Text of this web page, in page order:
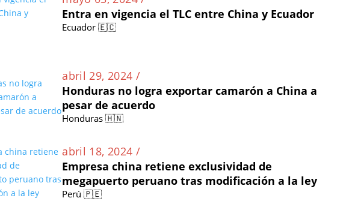
Entra en vigencia el TLC entre China y Ecuador
Ecuador 🇪🇨
abril 29, 2024 /
Honduras no logra exportar camarón a China a
pesar de acuerdo
Honduras 🇭🇳
abril 18, 2024 /
Empresa china retiene exclusividad de
megapuerto peruano tras modificación a la ley
Perú 🇵🇪